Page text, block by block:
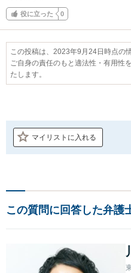
役に立った 0
この投稿は、2023年9月24日時点の
ご自身の責任のもと適法性・有用性
たします。
マイリストに入れる
この質問に回答した弁護